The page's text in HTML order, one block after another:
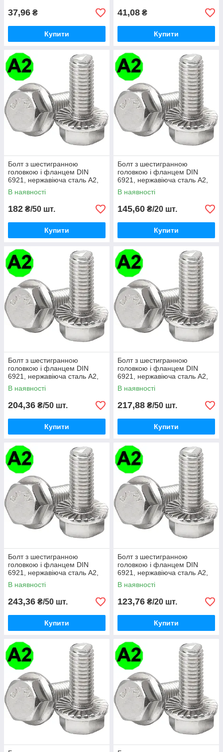
37,96 ₴
Купити
41,08 ₴
Купити
Болт з шестигранною
головкою і фланцем DIN
6921, нержавіюча сталь А2,
М4 X 10
В наявності
182 ₴/50 шт.
Купити
Болт з шестигранною
головкою і фланцем DIN
6921, нержавіюча сталь А2,
М4 X 40
В наявності
145,60 ₴/20 шт.
Купити
Болт з шестигранною
головкою і фланцем DIN
6921, нержавіюча сталь А2,
М5 X 10
В наявності
204,36 ₴/50 шт.
Купити
Болт з шестигранною
головкою і фланцем DIN
6921, нержавіюча сталь А2,
М5 X 16
В наявності
217,88 ₴/50 шт.
Купити
Болт з шестигранною
головкою і фланцем DIN
6921, нержавіюча сталь А2,
М5 X 20
В наявності
243,36 ₴/50 шт.
Купити
Болт з шестигранною
головкою і фланцем DIN
6921, нержавіюча сталь А2,
М5 X 30
В наявності
123,76 ₴/20 шт.
Купити